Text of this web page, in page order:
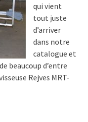
qui vient
tout juste
d’arriver
dans notre
catalogue et
beaucoup d’entre
Rejves MRT-